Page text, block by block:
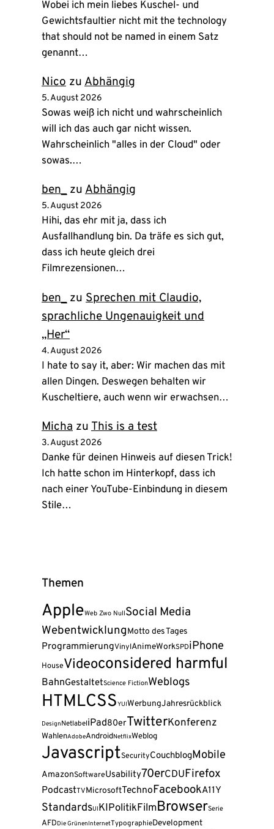
Wobei ich mein liebes Kuschel- und
Gewichtsfaultier nicht mit the technology
that should not be named in einem Satz
genannt…
Nico zu Abhängig
5. August 2026
Sowas weiß ich nicht und wahrscheinlich
will ich das auch gar nicht wissen.
Wahrscheinlich "alles in der Cloud" oder
sowas.…
ben_zu Abhängig
5. August 2026
Hihi, das ehr mit ja, dass ich
Ausfallhandlung bin. Da träfe es sich gut,
dass ich heute gleich drei
Filmrezensionen…
ben_ zu Sprechen mit Claudio,
sprachliche Ungenauigkeit und
„Her“
4. August 2026
I hate to say it, aber: Wir machen das mit
allen Dingen. Deswegen behalten wir
Kuscheltiere, auch wenn wir erwachsen…
Micha zu This is a test
3. August 2026
Danke für deinen Hinweis auf diesen Trick!
Ich hatte schon im Hinterkopf, dass ich
nach einer YouTube-Einbindung in diesem
Stile…
Themen
AppleWeb Zwo NullSocial Media
WebentwicklungMotto des Tages
ProgrammierungVinylAnimeWorkSPDiPhone
HouseVideoconsidered harmful
BahnGestaltetScience FictionWeblogs
HTMLCSSYUIWerbungJahresrückblick
DesignNetlabeliPad80erTwitterKonferenz
WahlenAdobeAndroidNetflixWeblog
JavascriptSecurityCouchblogMobile
AmazonSoftwareUsability70erCDUFirefox
PodcastTVMicrosoftTechnoFacebookA11Y
StandardsUIKIPolitikFilmBrowserSerie
AFDDie GrünenInternetTypographieDevelopment